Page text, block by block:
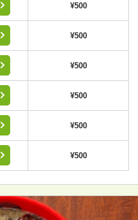
¥500
¥500
¥500
¥500
¥500
¥500